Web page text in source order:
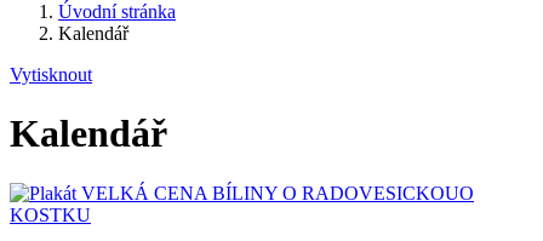
Úvodní stránka
Kalendář
Vytisknout
Kalendář